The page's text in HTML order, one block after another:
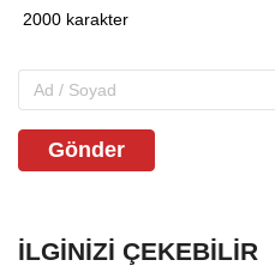
Gönder
İLGINIZI ÇEKEBILIR